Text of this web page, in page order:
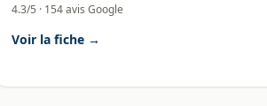
4.3/5 · 154 avis Google
Voir la fiche →